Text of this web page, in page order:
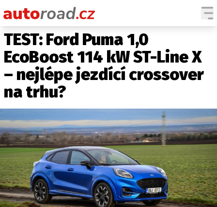
AUTA
TESTY AUT
NOVINKY
ZAJÍMAVOSTI
TECHNIKA
EKONOMIKA
ČESKÝ TRH
TUNING
PROFI
TEST: Ford Puma 1,0
EcoBoost 114 kW ST-Line X
– nejlépe jezdící crossover
na trhu?